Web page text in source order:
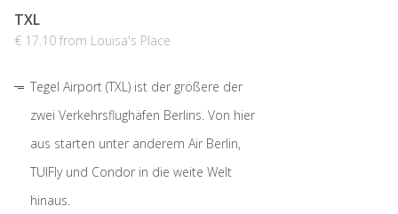
TXL
€ 17.10 from Louisa's Place
Tegel Airport (TXL) ist der größere der
zwei Verkehrsflughäfen Berlins. Von hier
aus starten unter anderem Air Berlin,
TUIFly und Condor in die weite Welt
hinaus.